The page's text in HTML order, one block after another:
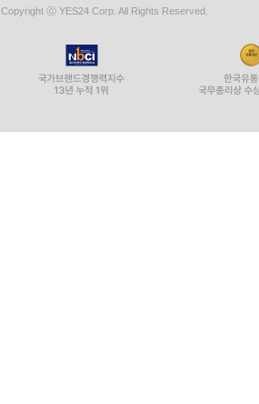
Copyright ⓒ YES24 Corp. All Rights Reserved.